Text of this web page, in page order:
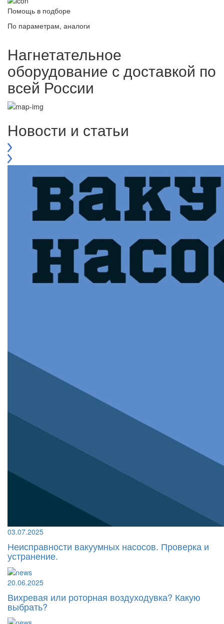
Помощь в подборе
По параметрам, аналоги
Нагнетательное
оборудование с доставкой по
всей России
Новости и статьи
03.07.2025
Неисправности вакуумных насосов. Проверка и
устранение.
20.06.2025
Вихревая или роторная воздуходувка? Какую
выбрать?